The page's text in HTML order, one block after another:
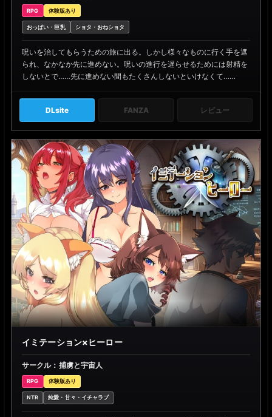
RPG 体験版あり
おっぱい・巨乳 ショタ・おねショタ
呪いを治してもらうための旅に出る。しかし様々なものに行く手を遮
られ、なかなか先に進めない。呪いの進行を遅らせるためには射精を
しないとで……先に進めない間もたくさんしないといけなくて……
DLsite FANZA レビュー
イミテーション×ヒーロー
サークル：捕虜と宇宙人
RPG 体験版あり
NTR 純愛・甘々・イチャラブ